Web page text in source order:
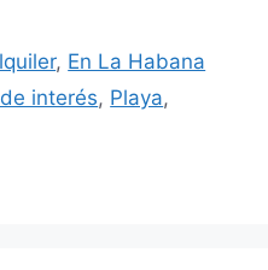
, En La Habana
interés, Playa,